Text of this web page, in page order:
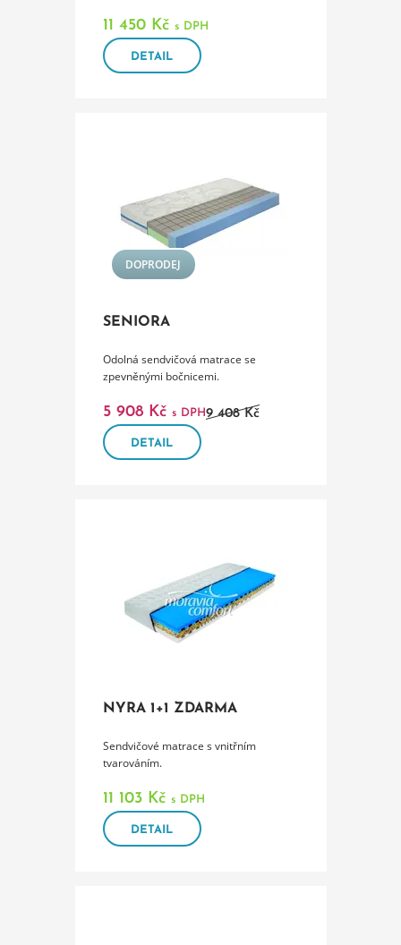
11 450 Kč s DPH
DETAIL
DOPRODEJ
SENIORA
Odolná sendvičová matrace se
zpevněnými bočnicemi.
5 908 Kč s DPH9 408 Kč
DETAIL
NYRA 1+1 ZDARMA
Sendvičové matrace s vnitřním
tvarováním.
11 103 Kč s DPH
DETAIL